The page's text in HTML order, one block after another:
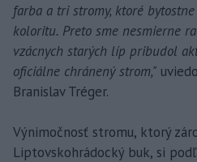
farba a tri stromy, ktoré
koloritu. Preto sme nesmierne
vzácnych starých líp pribudol
oficiálne chránený strom,"
Branislav Tréger.
Výnimočnosť stromu, ktorý
Liptovskohrádocký buk, si